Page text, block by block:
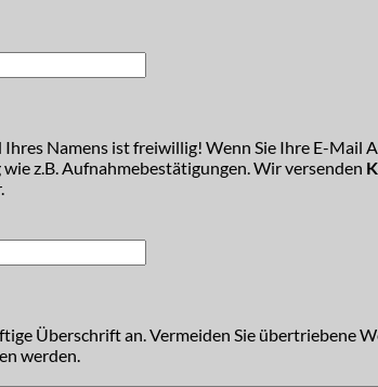
Namens ist freiwillig! Wenn Sie Ihre E-Mail
z.B. Aufnahmebestätigungen. Wir versenden
Überschrift an. Vermeiden Sie übertriebene
werden.